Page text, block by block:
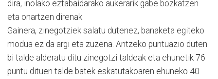
dira, inolako eztabaidarako aukerarik gabe bozkatzen
eta onartzen direnak.
Gainera, zinegotziek salatu dutenez, banaketa egiteko
modua ez da argi eta zuzena. Antzeko puntuazio duten
bi talde alderatu ditu zinegotzi taldeak eta ehunetik 76
puntu dituen talde batek eskatutakoaren ehuneko 40